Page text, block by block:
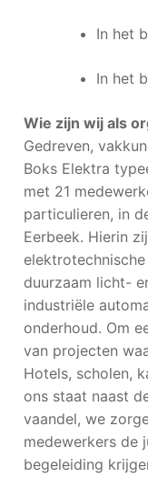
In het
In het
Wie zijn wij als
Gedreven,
Boks Elektra
met 21
particulieren, in
Eerbeek. Hierin
duurzaam licht-
industriële
onderhoud. Om
van projecten
Hotels, scholen,
ons staat naast
vaandel, we
medewerkers de
begeleiding